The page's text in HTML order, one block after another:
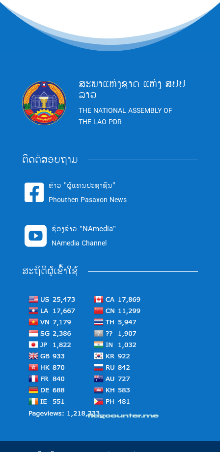
ສະພາແຫ່ງຊາດ ແຫ່ງ ສປປ
ລາວ
THE NATIONAL ASSEMBLY OF
THE LAO PDR
ຕິດຕໍ່ສອບຖາມ
 ຂ່າວ "ຜູ້ແທນປະຊາຊົນ"
Phouthen Pasaxon News
 ຊ່ອງຂ່າວ "NAmedia"
NAmedia Channel
ສະຖິຕິຜູ້ເຂົ້າໃຊ້